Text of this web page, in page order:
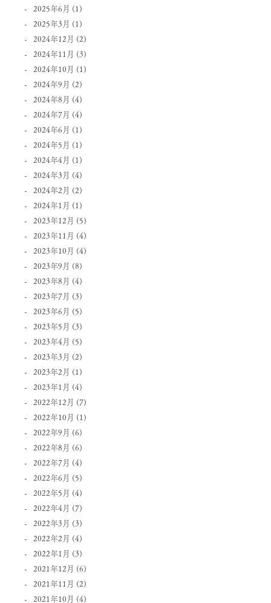
2025年6月 (1)
2025年3月 (1)
2024年12月 (2)
2024年11月 (3)
2024年10月 (1)
2024年9月 (2)
2024年8月 (4)
2024年7月 (4)
2024年6月 (1)
2024年5月 (1)
2024年4月 (1)
2024年3月 (4)
2024年2月 (2)
2024年1月 (1)
2023年12月 (5)
2023年11月 (4)
2023年10月 (4)
2023年9月 (8)
2023年8月 (4)
2023年7月 (3)
2023年6月 (5)
2023年5月 (3)
2023年4月 (5)
2023年3月 (2)
2023年2月 (1)
2023年1月 (4)
2022年12月 (7)
2022年10月 (1)
2022年9月 (6)
2022年8月 (6)
2022年7月 (4)
2022年6月 (5)
2022年5月 (4)
2022年4月 (7)
2022年3月 (3)
2022年2月 (4)
2022年1月 (3)
2021年12月 (6)
2021年11月 (2)
2021年10月 (4)